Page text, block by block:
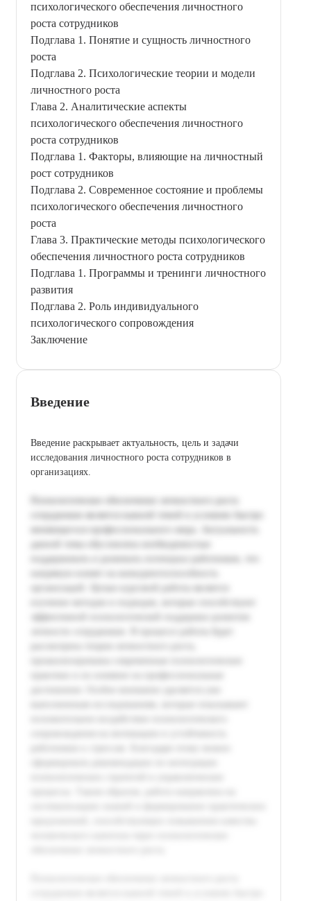
психологического обеспечения личностного
роста сотрудников
Подглава 1. Понятие и сущность личностного
роста
Подглава 2. Психологические теории и модели
личностного роста
Глава 2. Аналитические аспекты
психологического обеспечения личностного
роста сотрудников
Подглава 1. Факторы, влияющие на личностный
рост сотрудников
Подглава 2. Современное состояние и проблемы
психологического обеспечения личностного
роста
Глава 3. Практические методы психологического
обеспечения личностного роста сотрудников
Подглава 1. Программы и тренинги личностного
развития
Подглава 2. Роль индивидуального
психологического сопровождения
Заключение
Введение
Введение раскрывает актуальность, цель и задачи
исследования личностного роста сотрудников в
организациях.